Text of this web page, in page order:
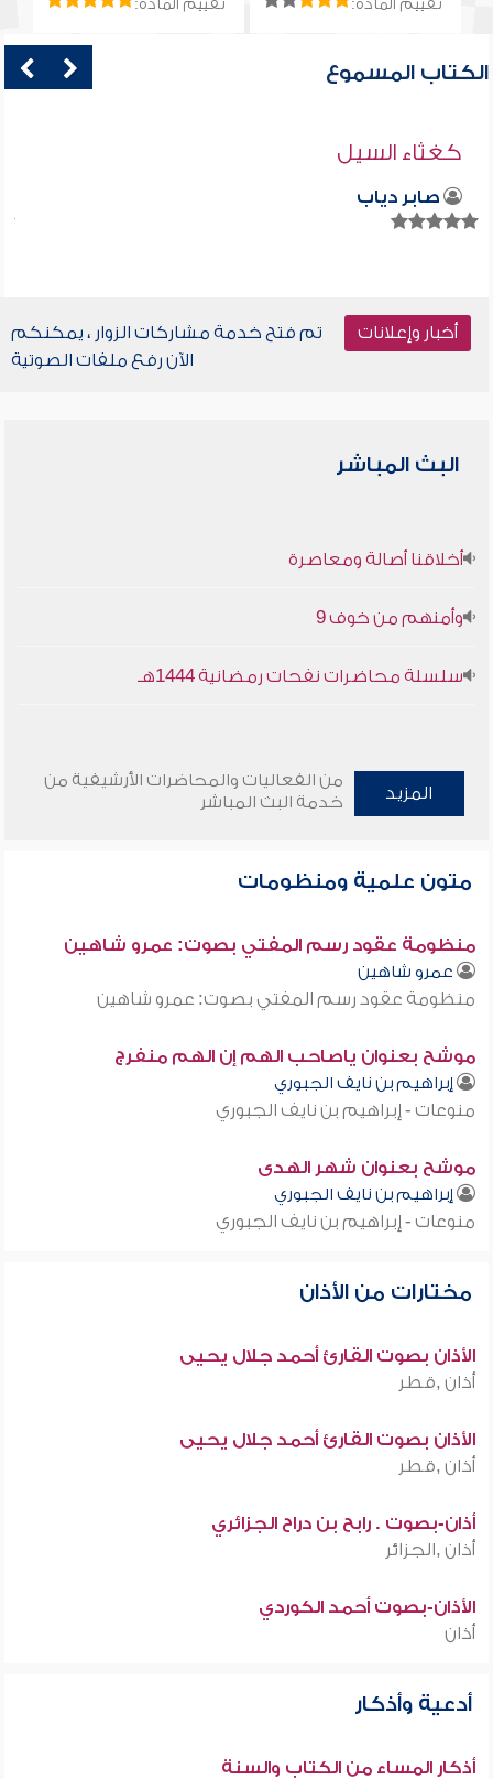
تقييم المادة: تقييم المادة:
الكتاب المسموع
كغثاء السيل
صابر دياب
أخبار وإعلانات
تم فتح خدمة مشاركات الزوار ، يمكنكم
الآن رفع ملفات الصوتية
البث المباشر
أخلاقنا أصالة ومعاصرة
وأمنهم من خوف 9
سلسلة محاضرات نفحات رمضانية 1444هـ
المزيد
من الفعاليات والمحاضرات الأرشيفية من
خدمة البث المباشر
متون علمية ومنظومات
منظومة عقود رسم المفتي بصوت: عمرو شاهين
عمرو شاهين
منظومة عقود رسم المفتي بصوت: عمرو شاهين
موشح بعنوان ياصاحب الهم إن الهم منفرج
إبراهيم بن نايف الجبوري
منوعات - إبراهيم بن نايف الجبوري
موشح بعنوان شهر الهدى
إبراهيم بن نايف الجبوري
منوعات - إبراهيم بن نايف الجبوري
مختارات من الأذان
الأذان بصوت القارئ أحمد جلال يحيى
أذان ,قطر
الأذان بصوت القارئ أحمد جلال يحيى
أذان ,قطر
أذان-بصوت . رابح بن دراح الجزائري
أذان ,الجزائر
الأذان-بصوت أحمد الكوردي
أذان
أدعية وأذكار
أذكار المساء من الكتاب والسنة